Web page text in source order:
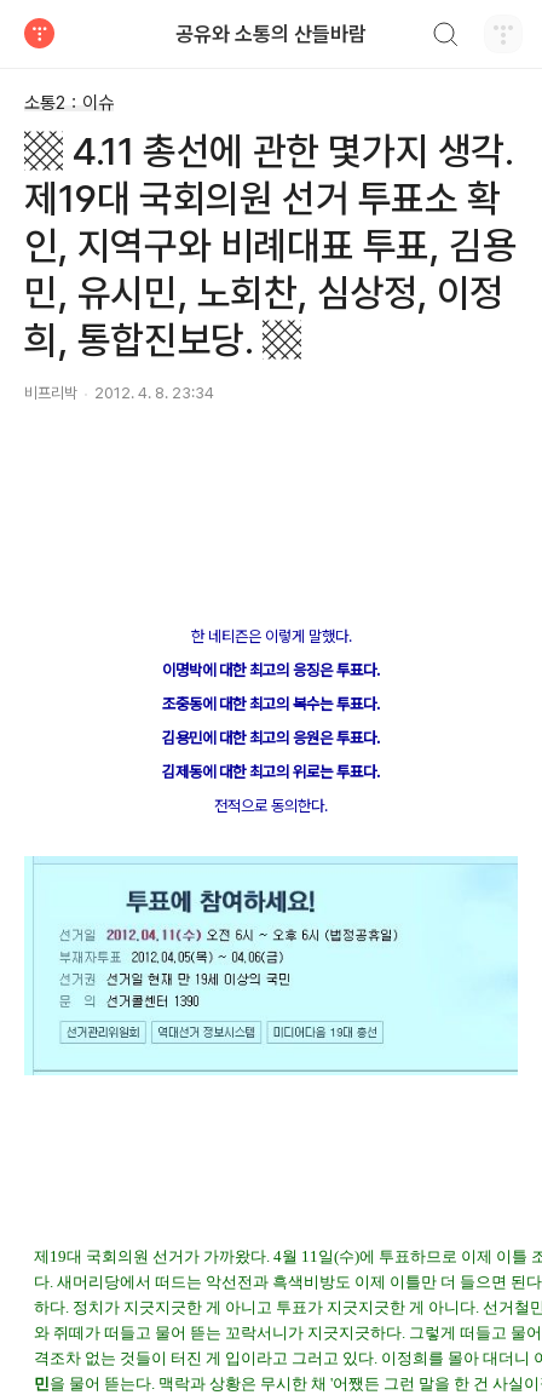
공유와 소통의 산들바람
소통2：이슈
▩ 4.11 총선에 관한 몇가지 생각.
제19대 국회의원 선거 투표소 확
인, 지역구와 비례대표 투표, 김용
민, 유시민, 노회찬, 심상정, 이정
희, 통합진보당. ▩
비프리박 2012. 4. 8. 23:34
한 네티즌은 이렇게 말했다.
이명박에 대한 최고의 응징은 투표다.
조중동에 대한 최고의 복수는 투표다.
김용민에 대한 최고의 응원은 투표다.
김제동에 대한 최고의 위로는 투표다.
전적으로 동의한다.
제19대 국회의원 선거가 가까왔다. 4월 11일(수)에 투표하므로 이제 이틀
다. 새머리당에서 떠드는 악선전과 흑색비방도 이제 이틀만 더 들으면 된
하다. 정치가 지긋지긋한 게 아니고 투표가 지긋지긋한 게 아니다. 선거철
와 쥐떼가 떠들고 물어 뜯는 꼬락서니가 지긋지긋하다. 그렇게 떠들고 물
격조차 없는 것들이 터진 게 입이라고 그러고 있다. 이정희를 몰아 대더니
민을 물어 뜯는다. 맥락과 상황은 무시한 채 '어쨌든 그런 말을 한 건 사실